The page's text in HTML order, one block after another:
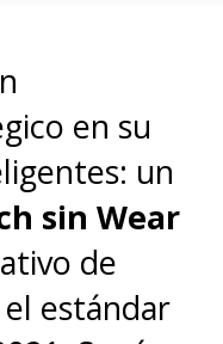
de
al
engañosas.
un
en su
un
sin Wear
de
estándar